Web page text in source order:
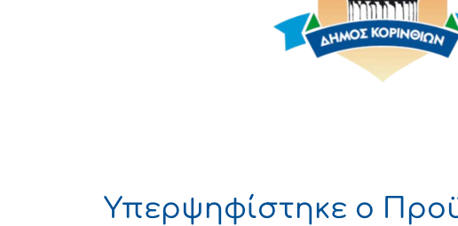
Υπερψηφίστηκε ο